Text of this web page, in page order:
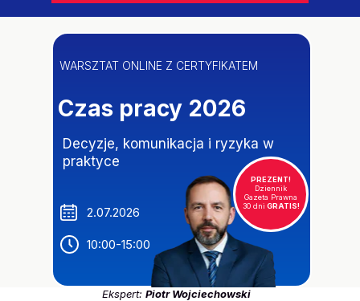
WARSZTAT ONLINE Z CERTYFIKATEM
Czas pracy 2026
2.07.2026
10:00-15:00
Decyzje, komunikacja i ryzyka w
praktyce
PREZENT!
Dziennik
Gazeta Prawna
30 dni GRATIS!
Ekspert: Piotr Wojciechowski